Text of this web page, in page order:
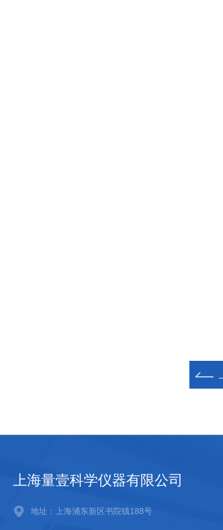
上海量壹科学仪器有限公司
地址：上海浦东新区书院镇188号